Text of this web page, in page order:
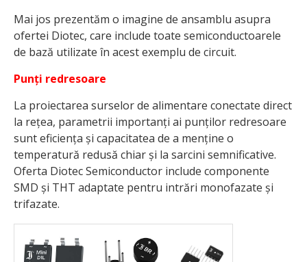
Mai jos prezentăm o imagine de ansamblu asupra
ofertei Diotec, care include toate semiconductoarele
de bază utilizate în acest exemplu de circuit.
Punți redresoare
La proiectarea surselor de alimentare conectate direct
la rețea, parametrii importanți ai punților redresoare
sunt eficiența și capacitatea de a menține o
temperatură redusă chiar și la sarcini semnificative.
Oferta Diotec Semiconductor include componente
SMD și THT adaptate pentru intrări monofazate și
trifazate.